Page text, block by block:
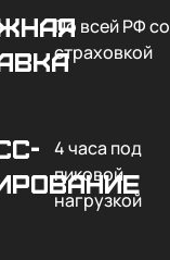
По всей РФ со
страховкой
4 часа под
пиковой
нагрузкой